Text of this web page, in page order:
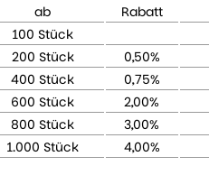
ab
Rabatt
100 Stück
200 Stück
0,50%
400 Stück
0,75%
600 Stück
2,00%
800 Stück
3,00%
1.000 Stück
4,00%